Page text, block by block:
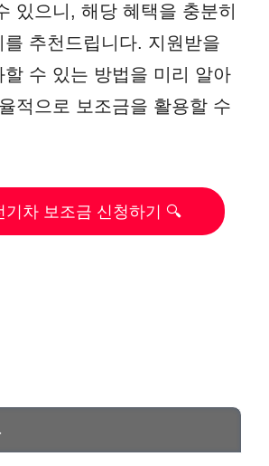
있으니, 해당 혜택을 충분히
추천드립니다. 지원받을
할 수 있는 방법을 미리 알아
적으로 보조금을 활용할 수
기차 보조금 신청하기 🔍